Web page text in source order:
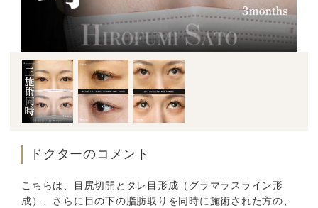
ドクターのコメント
こちらは、目尻切開とタレ目形成（グラマラスライン形
成）、さらに目の下の脂肪取りを同時に施術された方の、